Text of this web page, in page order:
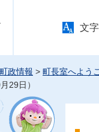
文
町政情報 > 町長室へよう
29日）